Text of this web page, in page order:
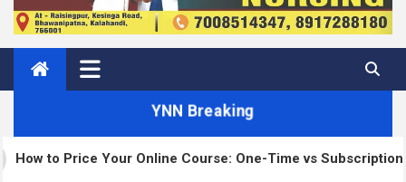
YNN Breaking
Your Online Course: One-Time vs Subscription vs